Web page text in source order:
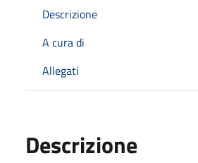
Descrizione
A cura di
Allegati
Descrizione